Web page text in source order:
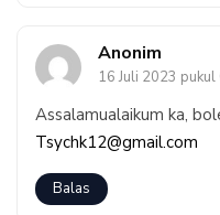
Anonim
16 Juli 2023 pukul
Assalamualaikum ka,
Tsychk12@gmail.com
Balas